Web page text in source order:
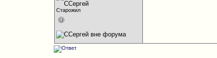
Старожил